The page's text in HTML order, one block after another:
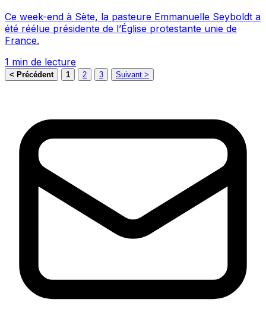
Ce week-end à Sète, la pasteure Emmanuelle Seyboldt a
été réélue présidente de l’Église protestante unie de
France.
1 min de lecture
< Précédent 1 2 3 Suivant >